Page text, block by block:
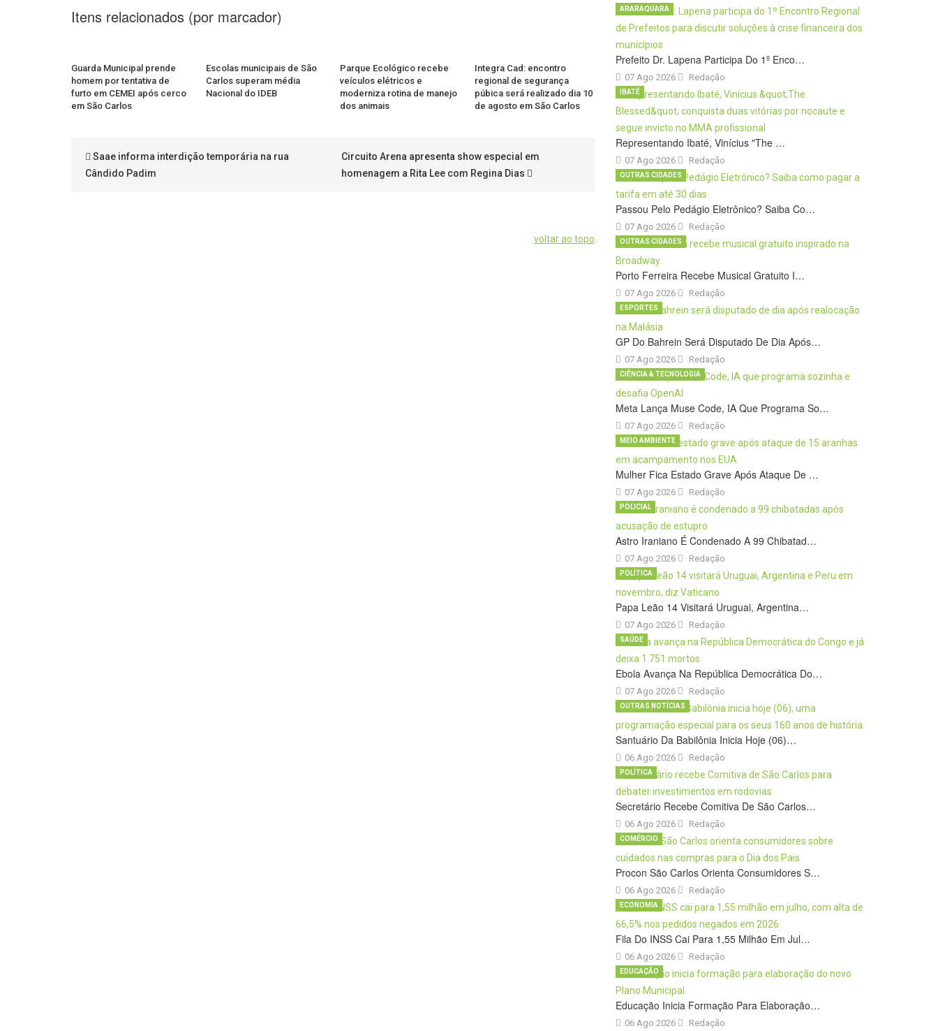
Itens relacionados (por marcador)
Guarda Municipal prende
homem por tentativa de
furto em CEMEI após cerco
em São Carlos
Escolas municipais de São
Carlos superam média
Nacional do IDEB
Parque Ecológico recebe
veículos elétricos e
moderniza rotina de manejo
dos animais
Integra Cad: encontro
regional de segurança
púbica será realizado dia 10
de agosto em São Carlos
Saae informa interdição temporária na rua
Cândido Padim
Circuito Arena apresenta show especial em
homenagem a Rita Lee com Regina Dias
voltar ao topo
Prefeito Dr. Lapena Participa Do 1º Enco…
07 Ago 2026
ARARAQUARA
Redação
Representando Ibaté, Vinícius "The …
07 Ago 2026
IBATÉ
Redação
Passou Pelo Pedágio Eletrônico? Saiba Co…
07 Ago 2026
OUTRAS CIDADES
Redação
Porto Ferreira Recebe Musical Gratuito I…
07 Ago 2026
OUTRAS CIDADES
Redação
GP Do Bahrein Será Disputado De Dia Após…
07 Ago 2026
ESPORTES
Redação
Meta Lança Muse Code, IA Que Programa So…
07 Ago 2026
CIÊNCIA & TECNOLOGIA
Redação
Mulher Fica Estado Grave Após Ataque De …
07 Ago 2026
MEIO AMBIENTE
Redação
Astro Iraniano É Condenado A 99 Chibatad…
07 Ago 2026
POLICIAL
Redação
Papa Leão 14 Visitará Uruguai, Argentina…
07 Ago 2026
POLÍTICA
Redação
Ebola Avança Na República Democrática Do…
07 Ago 2026
SAÚDE
Redação
Santuário Da Babilônia Inicia Hoje (06)…
06 Ago 2026
OUTRAS NOTÍCIAS
Redação
Secretário Recebe Comitiva De São Carlos…
06 Ago 2026
POLÍTICA
Redação
Procon São Carlos Orienta Consumidores S…
06 Ago 2026
COMÉRCIO
Redação
Fila Do INSS Cai Para 1,55 Milhão Em Jul…
06 Ago 2026
ECONOMIA
Redação
Educação Inicia Formação Para Elaboração…
06 Ago 2026
EDUCAÇÃO
Redação